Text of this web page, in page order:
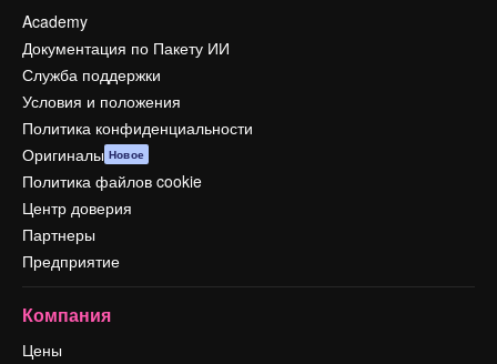
Academy
Документация по Пакету ИИ
Служба поддержки
Условия и положения
Политика конфиденциальности
Оригиналы Новое
Политика файлов cookie
Центр доверия
Партнеры
Предприятие
Компания
Цены